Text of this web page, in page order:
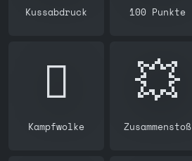
Kussabdruck 100 Punkte
🫯
Kampfwolke
💥
Zusammenstoß